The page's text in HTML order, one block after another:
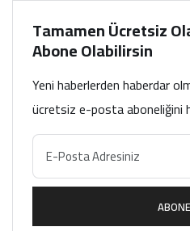
Tamamen Ücretsiz
Abone Olabilirsin
Yeni haberlerden haberdar
ücretsiz e-posta aboneliğini